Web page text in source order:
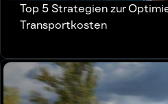
Top 5 Strategien zur
Transportkosten